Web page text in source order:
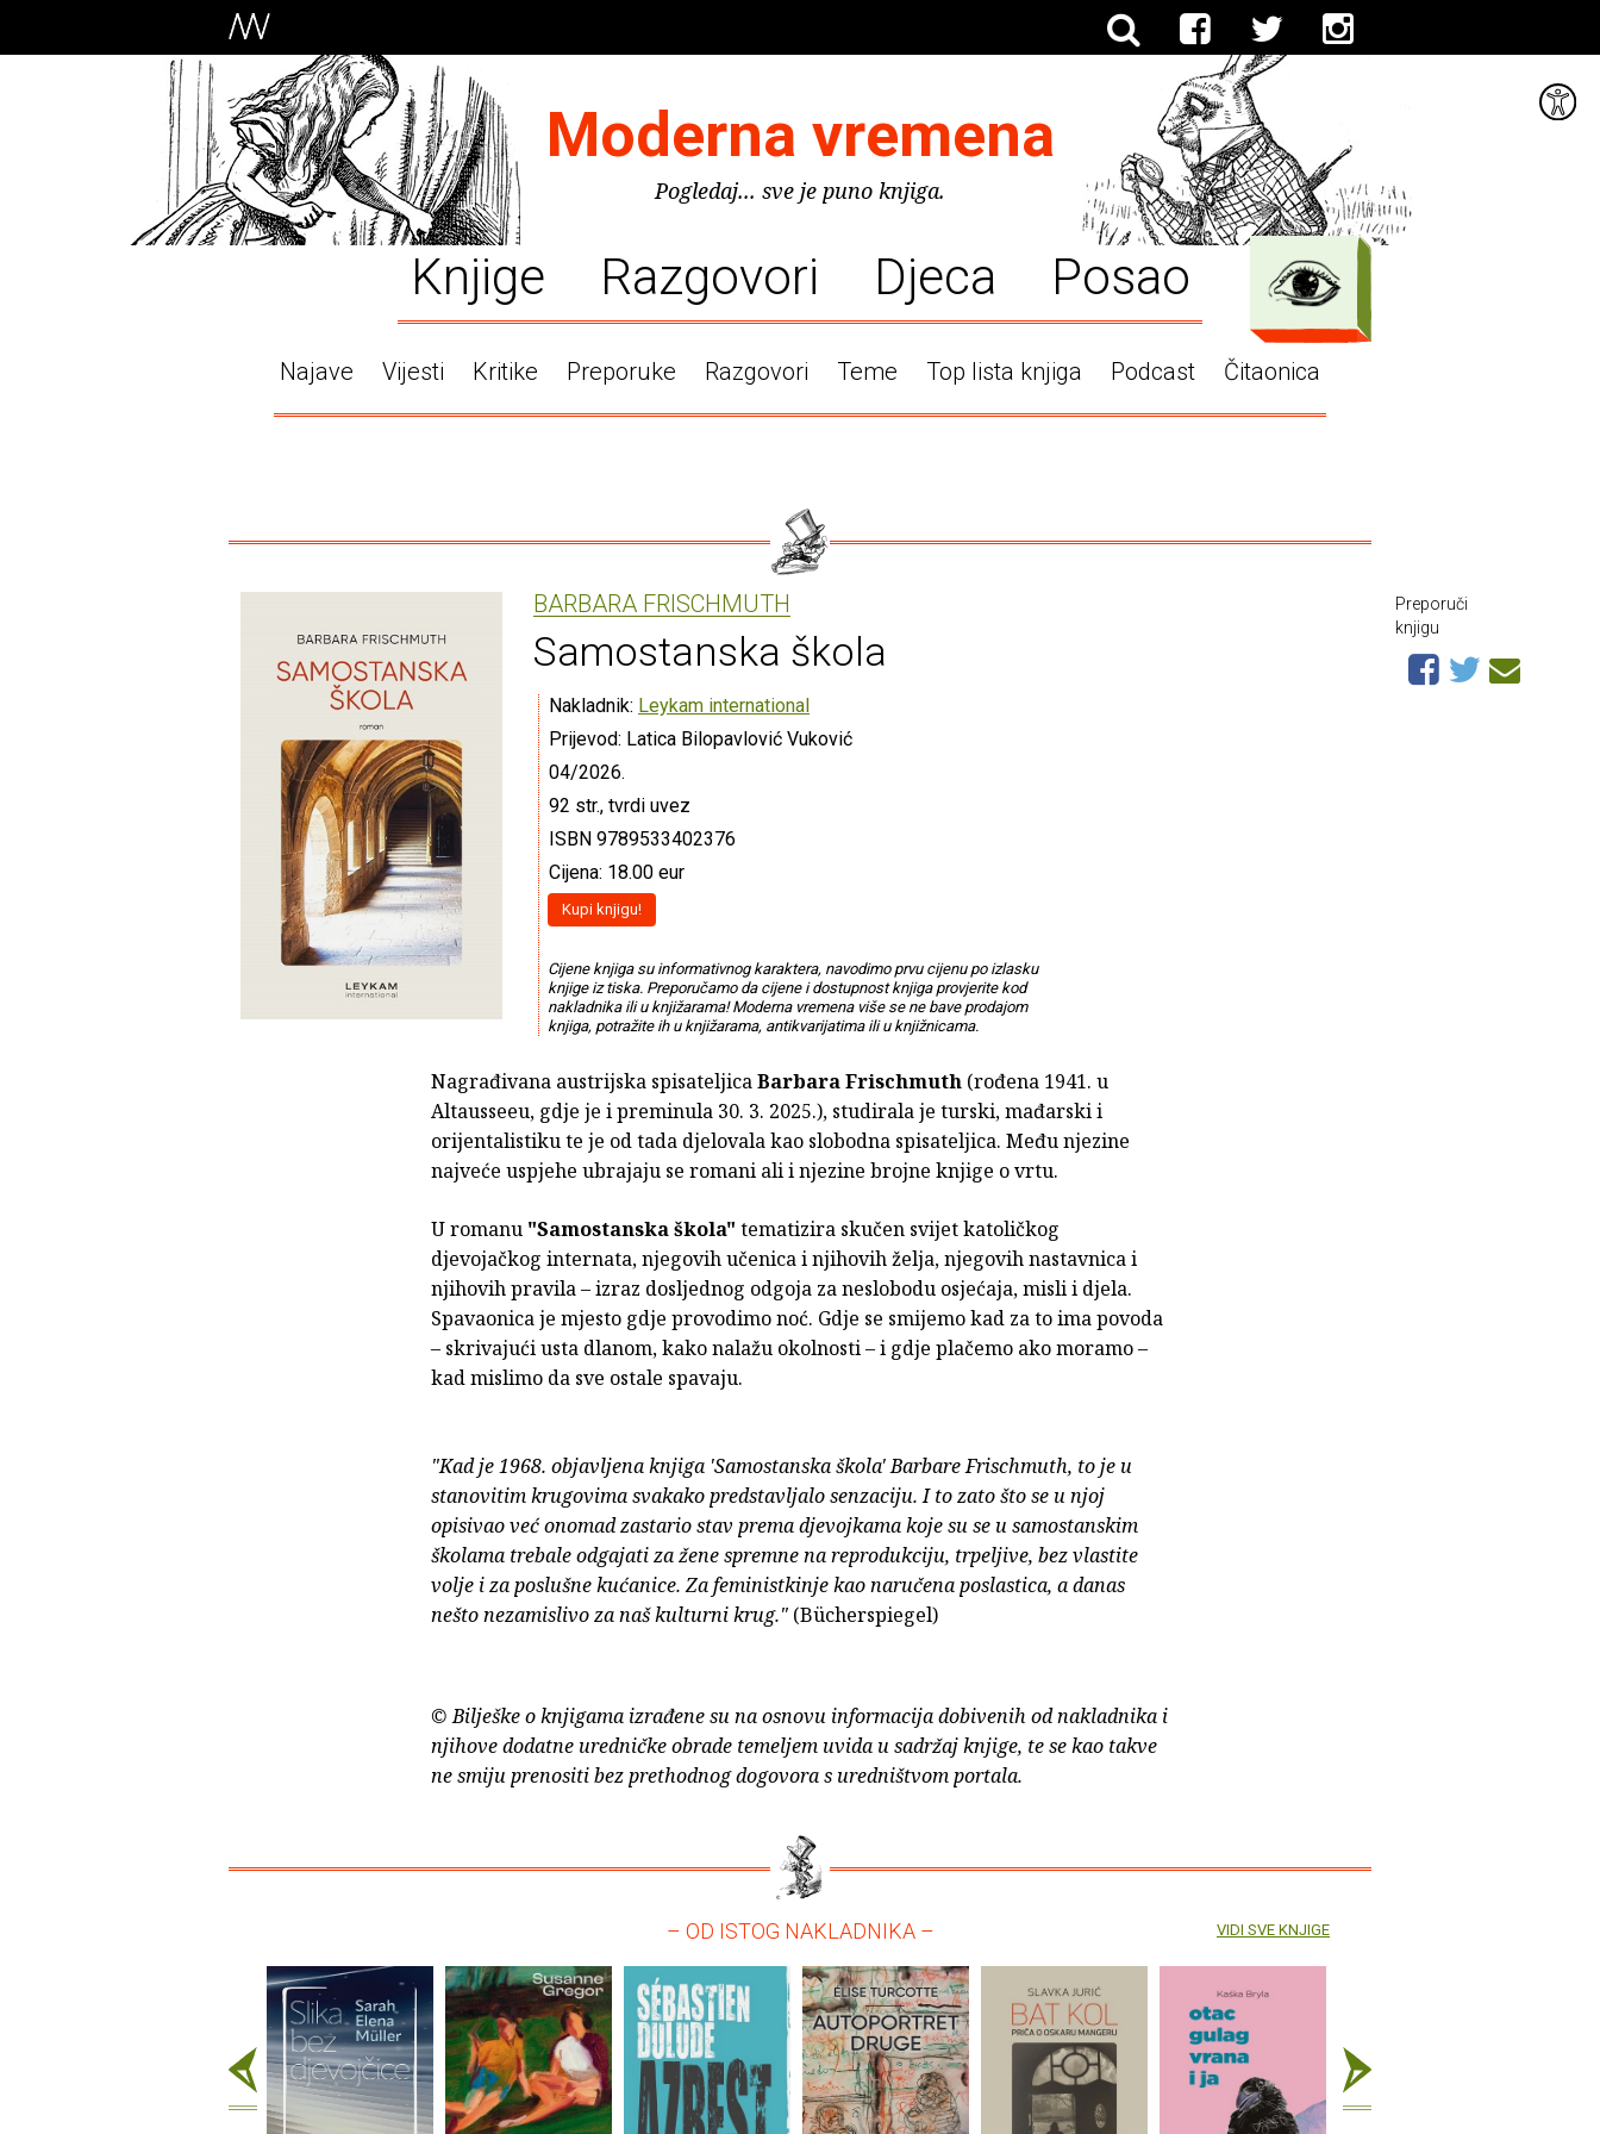
Moderna vremena
Pogledaj... sve je puno knjiga.
Knjige Razgovori Djeca Posao
Najave Vijesti Kritike Preporuke Razgovori Teme Top lista knjiga Podcast Čitaonica
BARBARA FRISCHMUTH
Samostanska škola
Nakladnik: Leykam international
Prijevod: Latica Bilopavlović Vuković
04/2026.
92 str., tvrdi uvez
ISBN 9789533402376
Cijena: 18.00 eur
Kupi knjigu!
Cijene knjiga su informativnog karaktera, navodimo prvu cijenu po izlasku
knjige iz tiska. Preporučamo da cijene i dostupnost knjiga provjerite kod
nakladnika ili u knjižarama! Moderna vremena više se ne bave prodajom
knjiga, potražite ih u knjižarama, antikvarijatima ili u knjižnicama.
Nagrađivana austrijska spisateljicaBarbara Frischmuth (rođena 1941. u
Altausseeu, gdje je i preminula 30. 3. 2025.), studirala je turski, mađarski i
orijentalistiku te je od tada djelovala kao slobodna spisateljica. Među njezine
najveće uspjehe ubrajaju se romani ali i njezine brojne knjige o vrtu.
U romanu "Samostanska škola" tematizira skučen svijet katoličkog
djevojačkog internata, njegovih učenica i njihovih želja, njegovih nastavnica i
njihovih pravila – izraz dosljednog odgoja za neslobodu osjećaja, misli i djela.
Spavaonica je mjesto gdje provodimo noć. Gdje se smijemo kad za to ima povoda
– skrivajući usta dlanom, kako nalažu okolnosti – i gdje plačemo ako moramo –
kad mislimo da sve ostale spavaju.
"Kad je 1968. objavljena knjiga 'Samostanska škola' Barbare Frischmuth, to je u
stanovitim krugovima svakako predstavljalo senzaciju. I to zato što se u njoj
opisivao već onomad zastario stav prema djevojkama koje su se u samostanskim
školama trebale odgajati za žene spremne na reprodukciju, trpeljive, bez vlastite
volje i za poslušne kućanice. Za feministkinje kao naručena poslastica, a danas
nešto nezamislivo za naš kulturni krug." (Bücherspiegel)
© Bilješke o knjigama izrađene su na osnovu informacija dobivenih od nakladnika i
njihove dodatne uredničke obrade temeljem uvida u sadržaj knjige, te se kao takve
ne smiju prenositi bez prethodnog dogovora s uredništvom portala.
Preporuči
knjigu
– OD ISTOG NAKLADNIKA – VIDI SVE KNJIGE